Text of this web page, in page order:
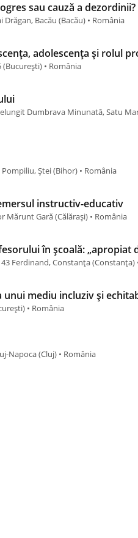
sau cauză a dezordinii?
Bacău (Bacău) • România
adolescența și rolul
(Bucureşti) • România
Dumbrava Minunată, Satu
Ștei (Bihor) • România
instructiv-educativ
Mărunt Gară (Călărași) • România
în școală: „apropiat
Ferdinand, Constanța (Constanţa)
mediu incluziv și
• România
Napoca (Cluj) • România